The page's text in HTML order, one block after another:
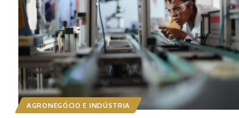
AGRONEGÓCIO E INDÚSTRIA